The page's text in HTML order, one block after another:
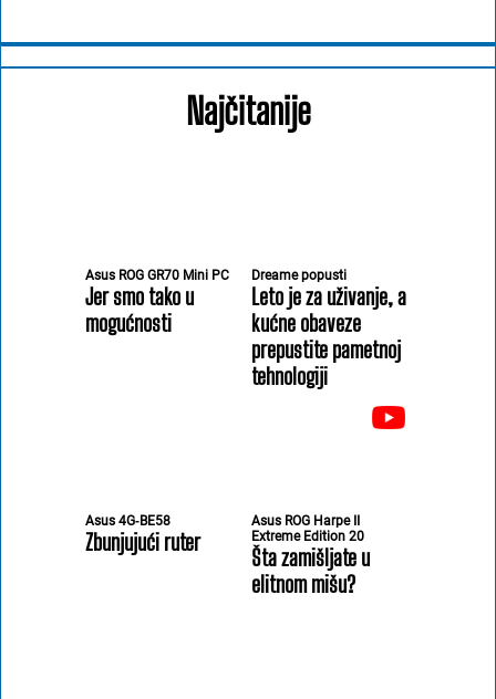
Najčitanije
Asus ROG GR70 Mini PC
Jer smo tako u
mogućnosti
Dreame popusti
Leto je za uživanje, a
kućne obaveze
prepustite pametnoj
tehnologiji
Asus 4G‑BE58
Zbunjujući ruter
Asus ROG Harpe II
Extreme Edition 20
Šta zamišljate u
elitnom mišu?